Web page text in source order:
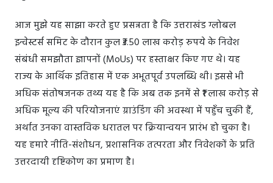
आज मुझे यह साझा करते हुए प्रसन्नता है कि उत्तराखंड ग्लोबल
इन्वेस्टर्स समिट के दौरान कुल ₹3.50 लाख करोड़ रुपये के निवेश
संबंधी समझौता ज्ञापनों (MoUs) पर हस्ताक्षर किए गए थे। यह
राज्य के आर्थिक इतिहास में एक अभूतपूर्व उपलब्धि थी। इससे भी
अधिक संतोषजनक तथ्य यह है कि अब तक इनमें से ₹1 लाख करोड़ से
अधिक मूल्य की परियोजनाएं ग्राउंडिंग की अवस्था में पहुँच चुकी हैं,
अर्थात उनका वास्तविक धरातल पर क्रियान्वयन प्रारंभ हो चुका है।
यह हमारे नीति-संशोधन, प्रशासनिक तत्परता और निवेशकों के प्रति
उत्तरदायी दृष्टिकोण का प्रमाण है।